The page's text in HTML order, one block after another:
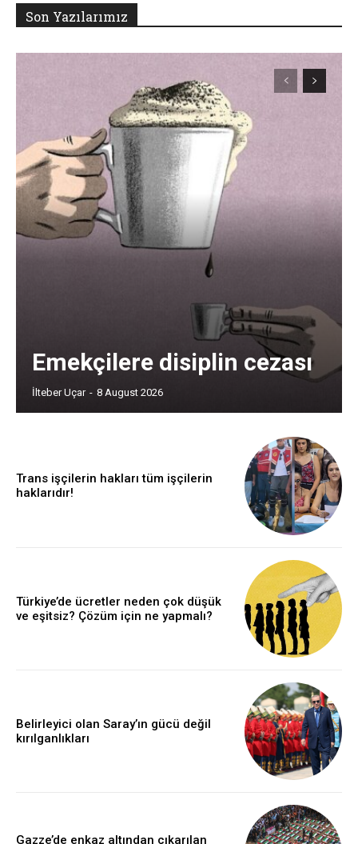
Son Yazılarımız
Emekçilere disiplin cezası
İlteber Uçar - 8 August 2026
Trans işçilerin hakları tüm işçilerin
haklarıdır!
Türkiye’de ücretler neden çok düşük
ve eşitsiz? Çözüm için ne yapmalı?
Belirleyici olan Saray’ın gücü değil
kırılganlıkları
Gazze’de enkaz altından çıkarılan